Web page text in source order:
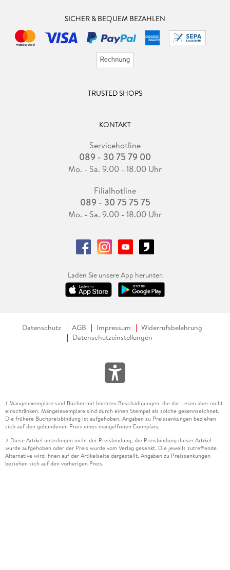
SICHER & BEQUEM BEZAHLEN
TRUSTED SHOPS
KONTAKT
Servicehotline
089 - 30 75 79 00
Mo. - Sa. 9.00 - 18.00 Uhr
Filialhotline
089 - 30 75 75 75
Mo. - Sa. 9.00 - 18.00 Uhr
Laden Sie unsere App herunter.
Datenschutz AGB Impressum
Widerrufsbelehrung
Datenschutzeinstellungen
1 Mängelexemplare sind Bücher mit leichten Beschädigungen, die das Lesen aber nicht
einschränken. Mängelexemplare sind durch einen Stempel als solche gekennzeichnet.
Die frühere Buchpreisbindung ist aufgehoben. Angaben zu Preissenkungen beziehen
sich auf den gebundenen Preis eines mangelfreien Exemplars.
2 Diese Artikel unterliegen nicht der Preisbindung, die Preisbindung dieser Artikel
wurde aufgehoben oder der Preis wurde vom Verlag gesenkt. Die jeweils zutreffende
Alternative wird Ihnen auf der Artikelseite dargestellt. Angaben zu Preissenkungen
beziehen sich auf den vorherigen Preis.